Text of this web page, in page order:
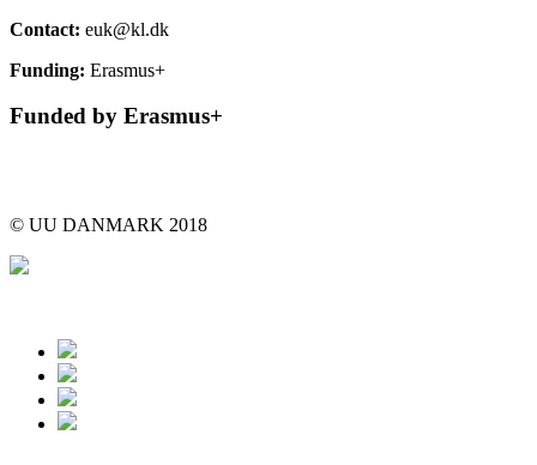
Contact: euk@kl.dk
Funding: Erasmus+
Funded by Erasmus+
© UU DANMARK 2018